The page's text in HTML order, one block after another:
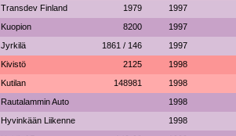
Transdev Finland 1979 1997
Kuopion 8200 1997
Jyrkilä 1861 / 146 1997
Kivistö 2125 1998
Kutilan 148981 1998
Rautalammin Auto 1998
Hyvinkään Liikenne 1998